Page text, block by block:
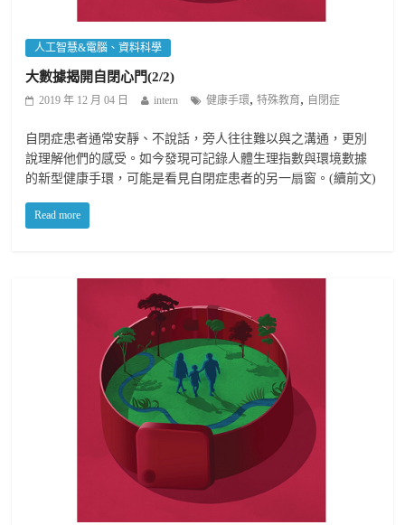
人工智慧&電腦、資料科學
大數據揭開自閉心門(2/2)
2019 年 12 月 04 日 intern 健康手環,特殊教育, 自閉症
自閉症患者通常安靜、不說話，旁人往往難以與之溝通，更別
說理解他們的感受。如今發現可記錄人體生理指數與環境數據
的新型健康手環，可能是看見自閉症患者的另一扇窗。(續前文)
Read more